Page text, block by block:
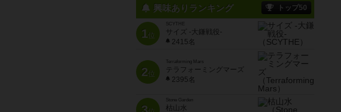
興味ありランキング トップ50
1位
SCYTHE
サイズ -大鎌戦役-
2415名
2位
Terraforming Mars
テラフォーミングマーズ
2395名
Stone Garden
枯山水